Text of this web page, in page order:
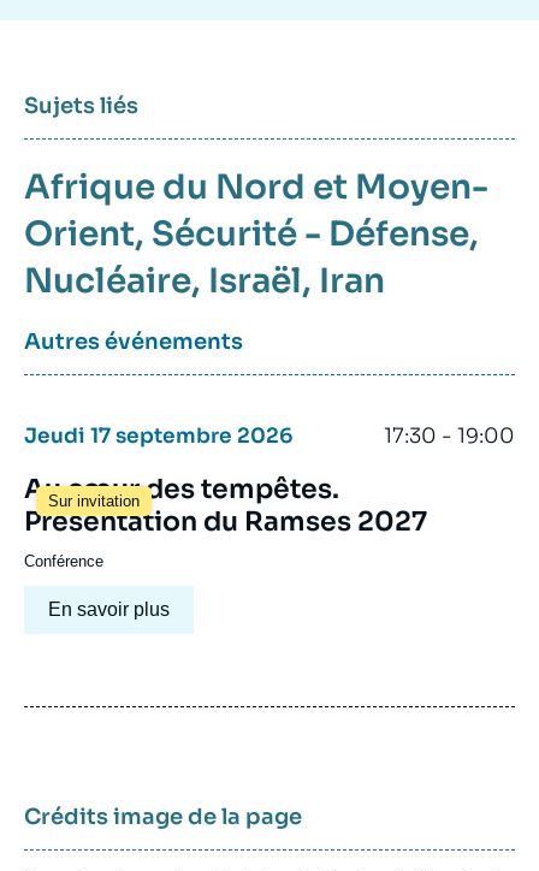
Sujets liés
Afrique du Nord et Moyen-
Orient Sécurité - Défense
Nucléaire Israël Iran
Autres événements
Jeudi 17 septembre 2026 17:30 - 19:00
Sur invitation
Au cœur des tempêtes.
Présentation du Ramses 2027
Conférence
En savoir plus
Crédits image de la page